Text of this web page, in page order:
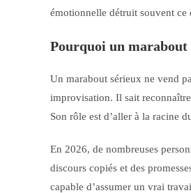
émotionnelle détruit souvent ce
Pourquoi un
Un marabout sérieux ne vend
improvisation. Il sait
Son rôle est d’aller à la racine
En 2026, de nombreuses
discours copiés et des
capable d’assumer un vrai